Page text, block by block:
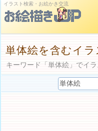
イラスト検索・お絵かき交流
単体絵を含むイラ
キーワード「単体絵」でイ